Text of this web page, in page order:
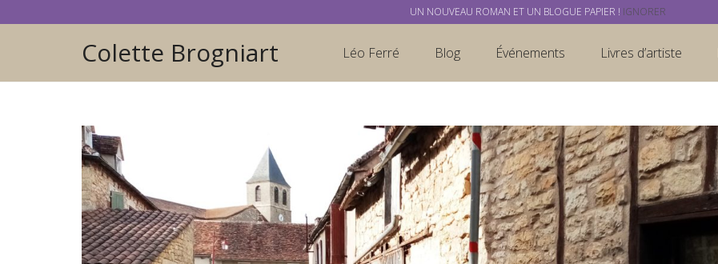
Colette Brogniart Léo Ferré Blog Événements Livres d’artiste
UN NOUVEAU ROMAN ET UN BLOGUE PAPIER ! IGNORER